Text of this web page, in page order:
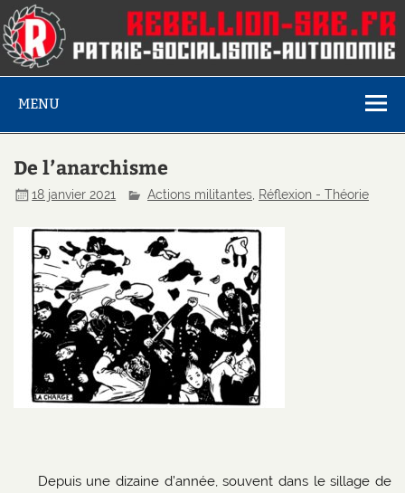
MENU
De l’anarchisme
18 janvier 2021 Actions militantes Réflexion - Théorie
Depuis une dizaine d’année, souvent dans le sillage de